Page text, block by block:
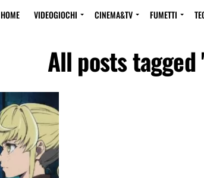
HOME VIDEOGIOCHI CINEMA&TV FUMETTI
All posts